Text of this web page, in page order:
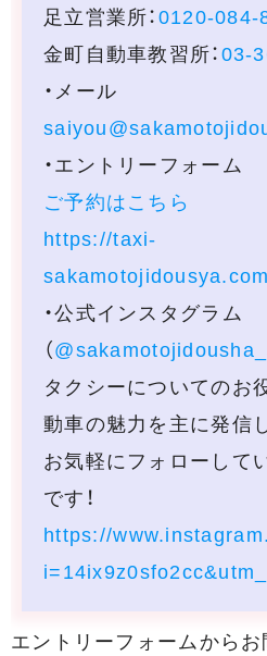
足立営業所：0120-084-
金町自動車教習所：03-
・メール
・エントリーフォーム
ご予約はこちら
https://taxi-
・公式インスタグラム
（
タクシーについてのお
動車の魅力を主に発信
お気軽にフォローして
です！
https://
エントリーフォームから